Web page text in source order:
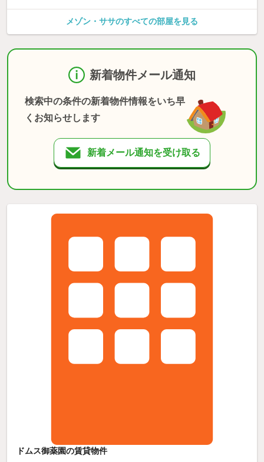
メゾン・ササのすべての部屋を見る
新着物件メール通知
検索中の条件の新着物件情報をいち早
くお知らせします
新着メール通知を受け取る
ドムス御薬園の賃貸物件